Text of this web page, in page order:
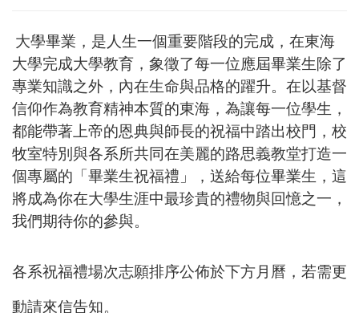
大學畢業，是人生一個重要階段的完成，在東海
大學完成大學教育，象徵了每一位應屆畢業生除了
專業知識之外，內在生命與品格的躍升。在以基督
信仰作為教育精神本質的東海，為讓每一位學生，
都能帶著上帝的恩典與師長的祝福中踏出校門，校
牧室特別與各系所共同在美麗的路思義教堂打造一
個專屬的「畢業生祝福禮」，送給每位畢業生，這
將成為你在大學生涯中最珍貴的禮物與回憶之一，
我們期待你的參與。
各系祝福禮場次志願排序公佈於下方月曆，若需更
動請來信告知。